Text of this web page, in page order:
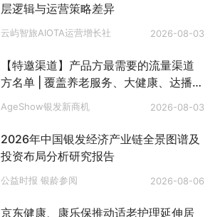
层逻辑与运营策略差异
云屿智旅AIOTA运营增长社 2026-08-03
【特邀渠道】产品方最需要的流量渠道
方名单 | 覆盖养老服务、大健康、达播、
私域、电视购物、文娱旅游、银发零
售、银发出海等八大赛道
AgeShow银发新商机 2026-08-03
2026年中国银发经济产业链全景图谱及
投资布局分析研究报告
公益时报 银龄参阅 2026-08-06
京东健康、康乐保推动适老护理延伸居